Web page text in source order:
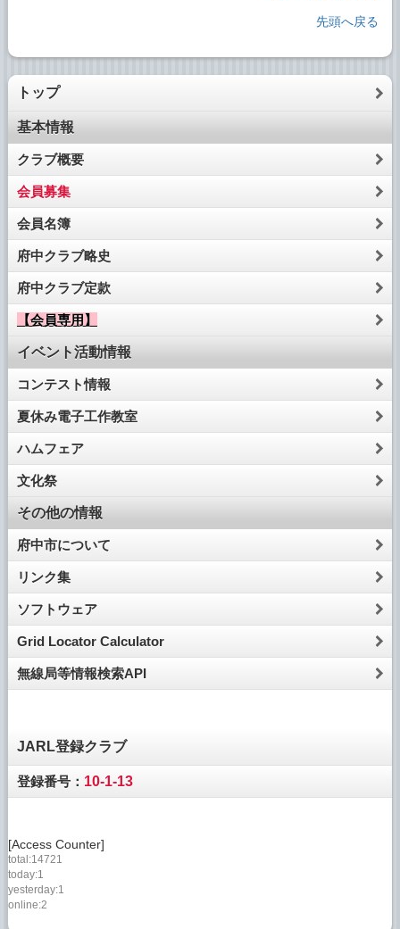
先頭へ戻る
トップ
基本情報
クラブ概要
会員募集
会員名簿
府中クラブ略史
府中クラブ定款
【会員専用】
イベント活動情報
コンテスト情報
夏休み電子工作教室
ハムフェア
文化祭
その他の情報
府中市について
リンク集
ソフトウェア
Grid Locator Calculator
無線局等情報検索API
JARL登録クラブ
登録番号： 10-1-13
[Access Counter]
total:14721
today:1
yesterday:1
online:2